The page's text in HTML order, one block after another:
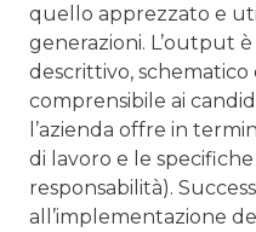
quello apprezzato e
generazioni. L’output
descrittivo,
comprensibile ai
l’azienda offre in
di lavoro e le
responsabilità).
all’implementazione